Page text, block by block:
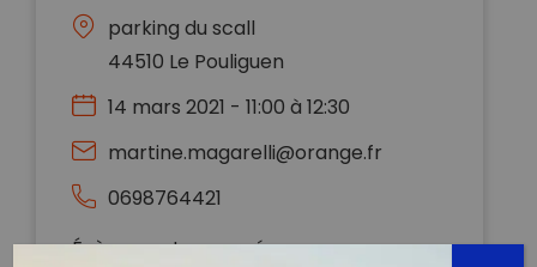
parking du scall
44510 Le Pouliguen
14 mars 2021 - 11:00 à 12:30
martine.magarelli@orange.fr
0698764421
Évènement proposé par :